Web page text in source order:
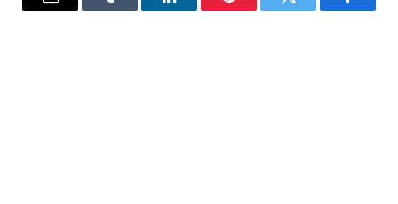
فيسبوك تويتر بينتيريستلينكدإن Tumblr
البريد